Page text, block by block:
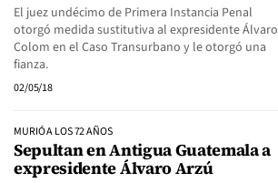
El juez undécimo de Primera Instancia Penal
otorgó medida sustitutiva al expresidente Álvaro
Colom en el Caso Transurbano y le otorgó una
fianza.
02/05/18
MURIÓ A LOS 72 AÑOS
Sepultan en Antigua Guatemala a
expresidente Álvaro Arzú